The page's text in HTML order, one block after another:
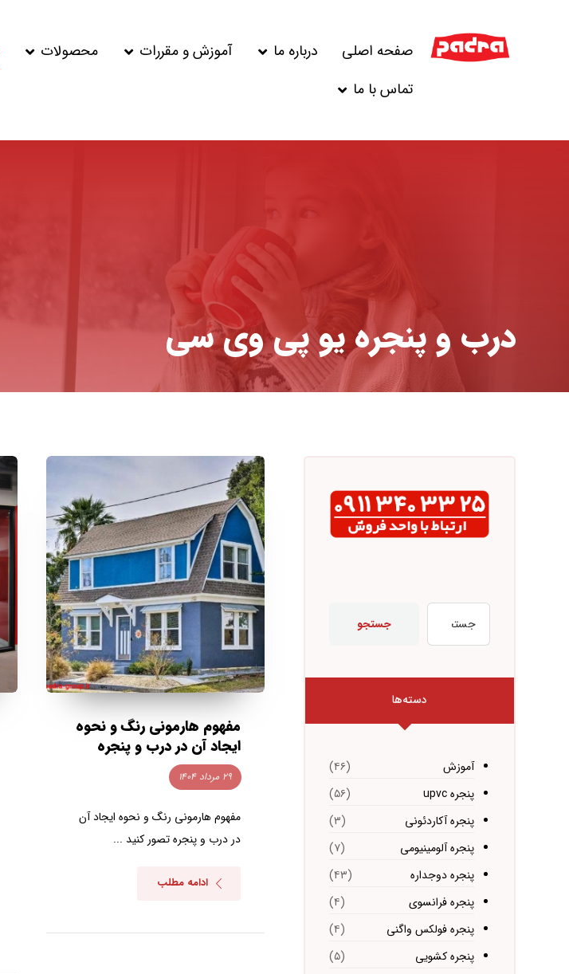
صفحه اصلی درباره ما آموزش و مقررات محصولات
تماس با ما
درب و پنجره یو پی وی سی
مفهوم هارمونی رنگ و نحوه
ایجاد آن در درب و پنجره
۲۹ مرداد ۱۴۰۴
مفهوم هارمونی رنگ و نحوه ایجاد آن
در درب و پنجره تصور کنید ...
ادامه مطلب
جستجو
دسته‌ها
آموزش
(۴۶)
پنجره upvc
(۵۶)
پنجره آکاردئونی
(۳)
پنجره آلومینیومی
(۷)
پنجره دوجداره
(۴۳)
پنجره فرانسوی
(۴)
پنجره فولکس واگنی
(۴)
پنجره کشویی
(۵)